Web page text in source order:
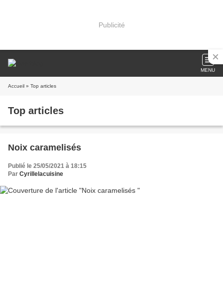
Publicité
MENU
Accueil » Top articles
Top articles
Noix caramelisés
Publié le 25/05/2021 à 18:15
Par Cyrillelacuisine